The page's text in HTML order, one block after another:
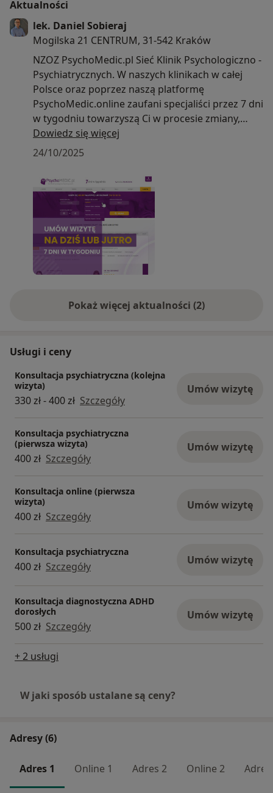
Aktualności
lek. Daniel Sobieraj
Mogilska 21 CENTRUM, 31-542 Kraków
NZOZ PsychoMedic.pl Sieć Klinik Psychologiczno -
Psychiatrycznych. W naszych klinikach w całej
Polsce oraz poprzez naszą platformę
PsychoMedic.online zaufani specjaliści przez 7 dni
w tygodniu towarzyszą Ci w procesie zmiany,
wykorzystując
nowoczesne metody leczenia trudności
Dowiedz się więcej
24/10/2025
Pokaż więcej aktualności (2)
Usługi i ceny
Konsultacja psychiatryczna (kolejna
wizyta)
330 zł - 400 zł Szczegóły
Umów wizytę
Konsultacja psychiatryczna
(pierwsza wizyta)
400 zł Szczegóły
Umów wizytę
Konsultacja online (pierwsza
wizyta)
400 zł Szczegóły
Umów wizytę
Konsultacja psychiatryczna
400 zł Szczegóły Umów wizytę
Konsultacja diagnostyczna ADHD
dorosłych
500 zł Szczegóły
Umów wizytę
+ 2 usługi
W jaki sposób ustalane są ceny?
Adresy (6)
Adres 1 Online 1 Adres 2 Online 2 Adres